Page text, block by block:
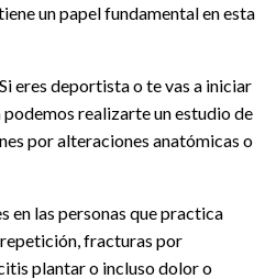
un papel fundamental en esta
Si eres deportista o te vas a iniciar
realizarte un estudio de
por alteraciones anatómicas o
en las personas que practica
fracturas por
plantar o incluso dolor o